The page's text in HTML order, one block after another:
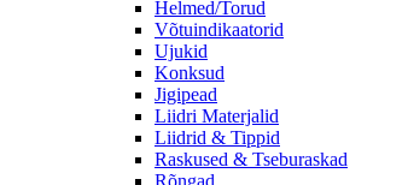
Helmed/Torud
Võtuindikaatorid
Ujukid
Konksud
Jigipead
Liidri Materjalid
Liidrid & Tippid
Raskused & Tseburaskad
Rõngad